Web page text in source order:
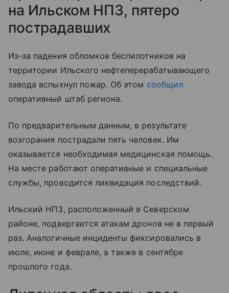
на Ильском НПЗ, пятеро
пострадавших
Из-за падения обломков беспилотников на
территории Ильского нефтеперерабатывающего
завода вспыхнул пожар. Об этом сообщил
оперативный штаб региона.
По предварительным данным, в результате
возгорания пострадали пять человек. Им
оказывается необходимая медицинская помощь.
На месте работают оперативные и специальные
службы, проводится ликвидация последствий.
Ильский НПЗ, расположенный в Северском
районе, подвергается атакам дронов не в первый
раз. Аналогичные инциденты фиксировались в
июле, июне и феврале, а также в сентябре
прошлого года.